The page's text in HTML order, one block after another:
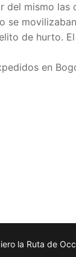
mismo las
se
de hurto.
en
la Ruta de